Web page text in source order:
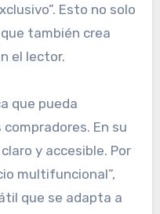
Esto no solo
también crea
el lector.
que pueda
En su
y accesible. Por
multifuncional”,
que se adapta a